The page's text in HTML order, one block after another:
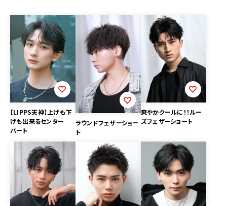
【LIPPS天神】上げも下
げも出来るセンター
パート
ラウンドフェザーショー
ト
爽やかクールに！！ルー
ズフェザーショート